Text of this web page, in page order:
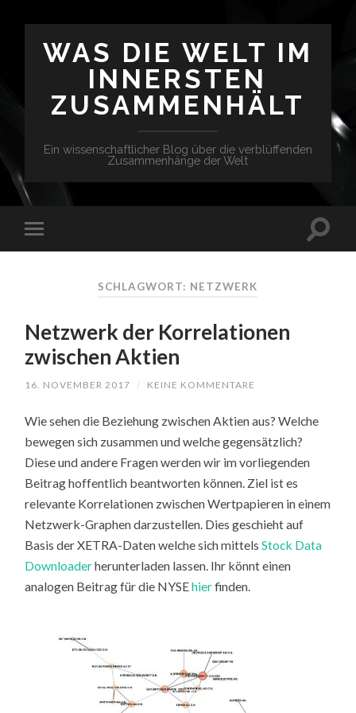
WAS DIE WELT IM
INNERSTEN
ZUSAMMENHÄLT
Ein wissenschaftlicher Blog über die verblüffenden
Zusammenhänge der Welt
SCHLAGWORT: NETZWERK
Netzwerk der Korrelationen
zwischen Aktien
16. NOVEMBER 2017 / KEINE KOMMENTARE
Wie sehen die Beziehung zwischen Aktien aus? Welche
bewegen sich zusammen und welche gegensätzlich?
Diese und andere Fragen werden wir im vorliegenden
Beitrag hoffentlich beantworten können. Ziel ist es
relevante Korrelationen zwischen Wertpapieren in einem
Netzwerk-Graphen darzustellen. Dies geschieht auf
Basis der XETRA-Daten welche sich mittelsStock Data
Downloaderherunterladen lassen. Ihr könnt einen
analogen Beitrag für die NYSEhierfinden.